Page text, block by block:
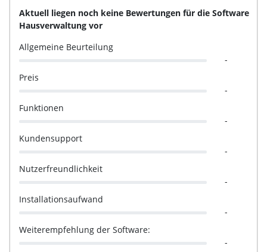
Aktuell liegen noch keine Bewertungen für die Software
Hausverwaltung vor
Allgemeine Beurteilung
-
Preis
-
Funktionen
-
Kundensupport
-
Nutzerfreundlichkeit
-
Installationsaufwand
-
Weiterempfehlung der Software:
-